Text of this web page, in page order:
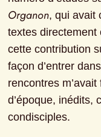
Organon, qui avait
textes directement
cette contribution
façon d’entrer
rencontres
d’époque, inédits,
condisciples.